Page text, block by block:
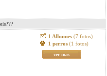
1 Albumes (7 fotos)
1 perros (1 fotos)
ver mas